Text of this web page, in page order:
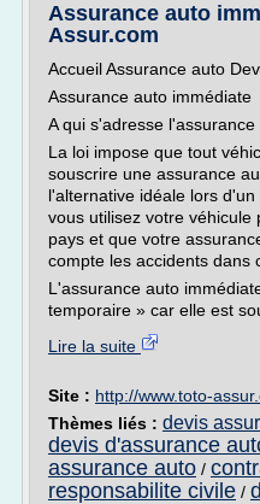
Assurance auto
Assur.com
Accueil Assurance auto
Assurance auto immédiate
A qui s'adresse
La loi impose que tout
souscrire une assurance
l'alternative idéale lors
vous utilisez votre
pays et que votre
compte les accidents dans
L'assurance auto
temporaire » car elle est
Lire la suite
Site : http://www.toto-
Thèmes liés : devis
devis d'assurance
assurance auto /
responsabilite civile /